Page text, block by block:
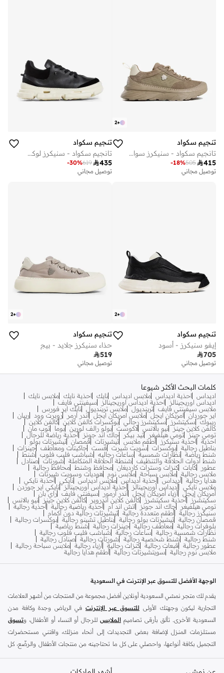
+
2
تنجيم سكواد
تانجيم سكواد - سنيكرز سواي بني
415
505
-18%
توصيل مجاني
تنجيم سكواد
تانجيم سكواد - سنيكرز لوكس أسود
435
619
-30%
توصيل مجاني
+
2
تنجيم سكواد
إيفو سنيكرز - أسود
705
توصيل مجاني
+
2
تنجيم سكواد
حذاء سنيكرز جلايد - بيج
519
توصيل مجاني
كلمات البحث الأكثر شيوعا
اديداس احذية اديداس ملابس اديداس نايك احذية نايك ملابس نايك
اديداس اوريجينالز
احذية اديداس اوريجينالز
سيفينتي فايف
ملابس سيفينتي فايف ترينديول ملابس ترينديول نايك اير فورس
اير جوردان
امريكان ايجل ملابس امريكان ايجل اندر ارمر روبرت وود
ريبان
ريبوك
سكيتشرز سكيتشرز رجالي بوكسرات كالفن كلاين كالفن كلاين
كالفن كلاين جينز نيو بالانس لاكوست بولو رالف لورين بوما
توب مان
تومي جينز تومي هيلفيغر تيد بيكر جاك اند جونز
أحذية رياضة للرجال
احذية
احذية سنيكرز أطقم ملابس تيشيرتات قمصان تيشيرتات بولو
بناطيل رجالية بوكسرات سويت شيرت فست جاكيتات ومعاطف جينزات
شنط رياضة نظارات شمسية ساعات رجاليه شباشب فليب فلوب
شنط
شنط أدوات الحلاقة والتنظيف
شنطة الحلاقة المتكاملة شورتات صنادل
عطور
كابات كنزات وسترات كارديغان محافظ وشنط
محافظ رجالية
ملابس رجالية ملابس سباحة ملابس نوم
هوديات وسويت شيرتات
هدايا رجالية أديداس أحذية أديداس ملابس أديداس نايكي أحذبة نايكي
ملابس نايكي أديداس أوريجينالز أحذية أديداس أوريجينالز
نايكي اير جوردن
أمريكان إيجل أزياء أمريكان إيجل أندر آرمور سيفنتي فايف راي بان
سكيتشرز
أحذية سكيتشرز كالفن كلاين اندروير كالفن كلاين جينز
نيو بالانس
تومي هيلفيغر
جاك اند جونز اتش اند ام أحذية رياضية رجالية أحذية رجالية
سنيكرز رجالية أطقم متعددة رجالية تيشيرتات رجالية دون أكمام
قمصان رجالية تيشيرتات بولو رجالية بناطيل تشينو رجالية بوكسرات رجالية
بلوفرات رجالية معاطف رجالية جينزات رجالية
شنط رياضية
نظارات شمسية رجالية
ساعات رجالية
شباشب فليب فلوب رجالية
شنط رجالية
شنط شخصية رجالية شورتات رجالية صنادل رجالية
عطور رجالية
قبعات رجالية كنزات رجالية أزياء رجالية ملابس سباحة رجالية
ملابس نوم رجالية
سويتشيرتات رجالية أطقم هدايا رجالية
الوجهة الأفضل للتسوق عبر الإنترنت في السعودية
يقدم لك متجر نمشي السعودية أونلاين أفضل مجموعة من المنتجات من أشهر العلامات
التجارية ليكون وجهتك الأولى للتسوق عبر الإنترنت في الرياض وجدة وكافة مدن
السعودية الأخرى. تألق بأرقى تصاميم الملابس للرجال أو النساء أو الأطفال، وتسوق
مستلزمات المنزل لإضافة بعض التجديدات إلى أنحاء منزلك، واقتني مستحضرات
التجميل بكافة أنواعها، واحصلي على كل ما تحتاجينه من منتجات الأطفال والرضّع، كل
أفضل العلامات التجارية في السعودية